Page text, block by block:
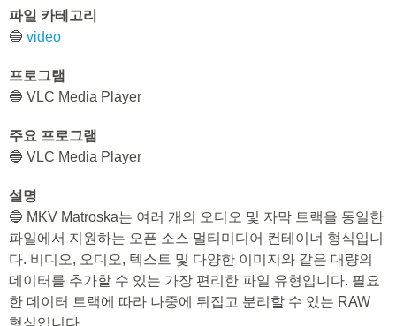
파일 카테고리
🔵 video
프로그램
🔵 VLC Media Player
주요 프로그램
🔵 VLC Media Player
설명
🔵 MKV Matroska는 여러 개의 오디오 및 자막 트랙을 동일한
파일에서 지원하는 오픈 소스 멀티미디어 컨테이너 형식입니
다. 비디오, 오디오, 텍스트 및 다양한 이미지와 같은 대량의
데이터를 추가할 수 있는 가장 편리한 파일 유형입니다. 필요
한 데이터 트랙에 따라 나중에 뒤집고 분리할 수 있는 RAW
형식입니다.